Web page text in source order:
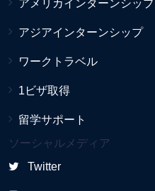
アメリカインターンシップ
アジアインターンシップ
ワークトラベル
1ビザ取得
留学サポート
ソーシャルメディア
Twitter